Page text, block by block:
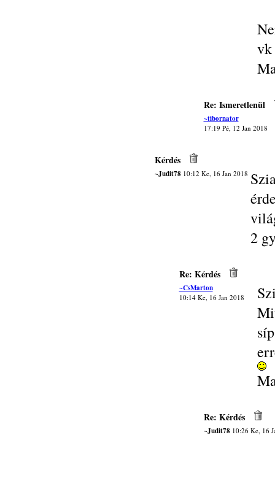
vk
Re: Ismeretlenül
~tibornator
17:19 Pé, 12 Jan 2018
Kérdés
~Judit7810:12 Ke, 16 Jan 2018
2
Re: Kérdés
~CsMarton
10:14 Ke, 16 Jan 2018
Re: Kérdés
~Judit7810:26 Ke, 16